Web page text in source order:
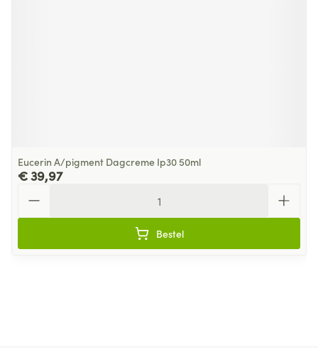
Eucerin A/pigment Dagcreme Ip30 50ml
€ 39,97
Bestel